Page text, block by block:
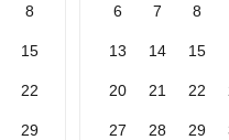
8
15
22
29
6 7 8
13 14 15
20 21 22
27 28 29